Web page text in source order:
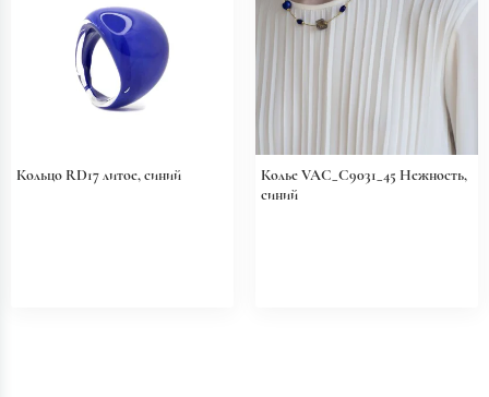
Кольцо RD17 литое, синий
Колье VAC_C9031_45 Нежность,
синий